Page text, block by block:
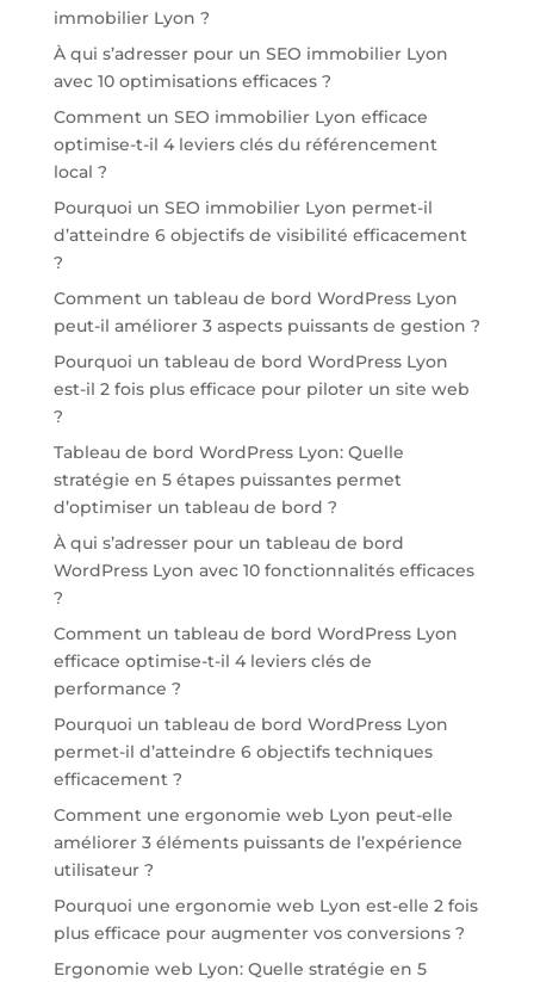
immobilier Lyon ?
À qui s’adresser pour un SEO immobilier Lyon
avec 10 optimisations efficaces ?
Comment un SEO immobilier Lyon efficace
optimise-t-il 4 leviers clés du référencement
local ?
Pourquoi un SEO immobilier Lyon permet-il
d’atteindre 6 objectifs de visibilité efficacement
?
Comment un tableau de bord WordPress Lyon
peut-il améliorer 3 aspects puissants de gestion ?
Pourquoi un tableau de bord WordPress Lyon
est-il 2 fois plus efficace pour piloter un site web
?
Tableau de bord WordPress Lyon: Quelle
stratégie en 5 étapes puissantes permet
d’optimiser un tableau de bord ?
À qui s’adresser pour un tableau de bord
WordPress Lyon avec 10 fonctionnalités efficaces
?
Comment un tableau de bord WordPress Lyon
efficace optimise-t-il 4 leviers clés de
performance ?
Pourquoi un tableau de bord WordPress Lyon
permet-il d’atteindre 6 objectifs techniques
efficacement ?
Comment une ergonomie web Lyon peut-elle
améliorer 3 éléments puissants de l’expérience
utilisateur ?
Pourquoi une ergonomie web Lyon est-elle 2 fois
plus efficace pour augmenter vos conversions ?
Ergonomie web Lyon: Quelle stratégie en 5